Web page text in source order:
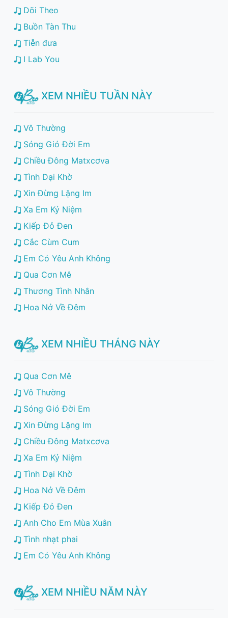
Dõi Theo
Buồn Tàn Thu
Tiễn đưa
I Lab You
XEM NHIỀU TUẦN NÀY
Vô Thường
Sóng Gió Đời Em
Chiều Đông Matxcơva
Tình Dại Khờ
Xin Đừng Lặng Im
Xa Em Kỷ Niệm
Kiếp Đỏ Đen
Cắc Cùm Cum
Em Có Yêu Anh Không
Qua Cơn Mê
Thương Tình Nhân
Hoa Nở Về Đêm
XEM NHIỀU THÁNG NÀY
Qua Cơn Mê
Vô Thường
Sóng Gió Đời Em
Xin Đừng Lặng Im
Chiều Đông Matxcơva
Xa Em Kỷ Niệm
Tình Dại Khờ
Hoa Nở Về Đêm
Kiếp Đỏ Đen
Anh Cho Em Mùa Xuân
Tình nhạt phai
Em Có Yêu Anh Không
XEM NHIỀU NĂM NÀY